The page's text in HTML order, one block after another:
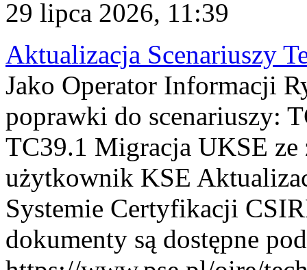
29 lipca 2026, 11:39
Aktualizacja Scenariuszy
Jako Operator Informacji
poprawki do scenariuszy:
TC39.1 Migracja UKSE
użytkownik KSE
Systemie Certyfikacji
dokumenty są dostępne